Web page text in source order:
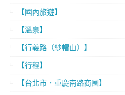
【國內旅遊】
【溫泉】
【行義路（紗帽山）】
【行程】
【台北市．重慶南路商圈】